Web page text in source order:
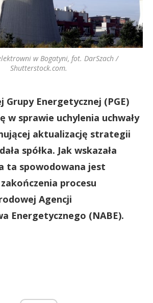
w Bogatyni, fot. DarSzach /
Shutterstock.com.
Grupy Energetycznej (PGE)
w sprawie uchylenia uchwały
aktualizację strategii
spółka. Jak wskazała
ta spowodowana jest
procesu
Agencji
Energetycznego (NABE).